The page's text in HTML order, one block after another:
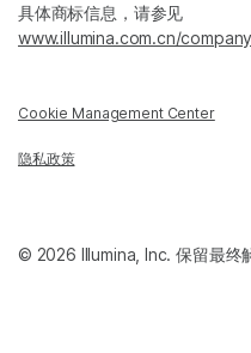
具体商标信息，请参见
www.illumina.com.cn/
Cookie Management Center
隐私政策
© 2026 Illumina, Inc. 保留最终